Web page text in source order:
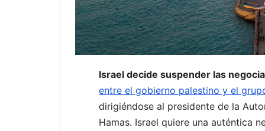
Israel decide suspender las
entre el gobierno palestino y el
dirigiéndose al presidente de la
Hamas. Israel quiere una auténtica